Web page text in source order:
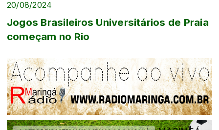
20/08/2024
Jogos Brasileiros Universitários de Praia
começam no Rio